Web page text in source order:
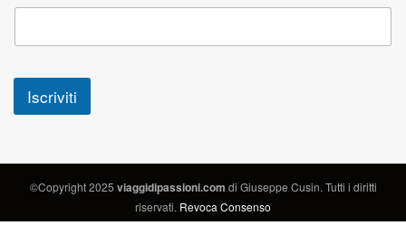
Iscriviti
©Copyright 2025 viaggidipassioni.com di Giuseppe Cusin. Tutti i diritti
riservati. Revoca Consenso